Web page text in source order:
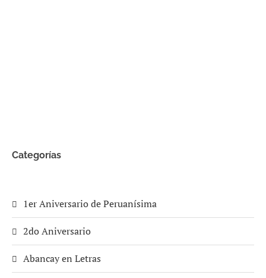
Categorías
1er Aniversario de Peruanísima
2do Aniversario
Abancay en Letras